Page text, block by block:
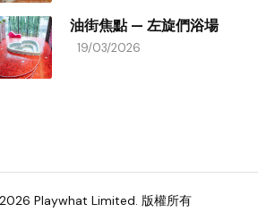
油街焦點 — 左旋們浴場
19/03/2026
Playwhat Limited. 版權所有